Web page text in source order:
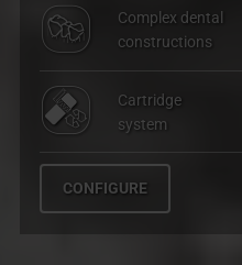
Complex dental
constructions
Cartridge
system
CONFIGURE